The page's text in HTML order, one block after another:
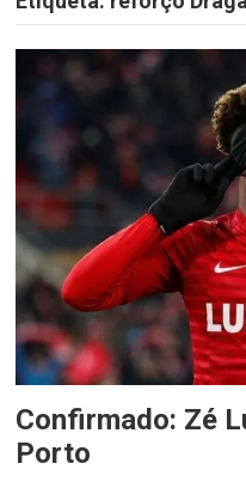
Confirmado: Zé
Porto